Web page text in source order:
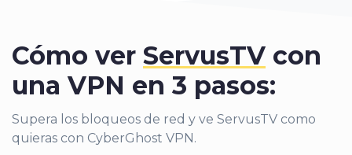
Cómo ver ServusTV con
una VPN en 3 pasos:
Supera los bloqueos de red y ve ServusTV como
quieras con CyberGhost VPN.